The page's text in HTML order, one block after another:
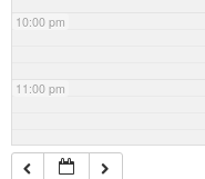
10:00 pm
11:00 pm